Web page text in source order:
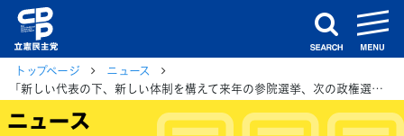
search
トップページ
ニュース
「新しい代表の下、新しい体制を構えて来年の参院選挙、次の政権選択選挙に向かっていかなければならない」執行役員会で枝野代表
ニュース